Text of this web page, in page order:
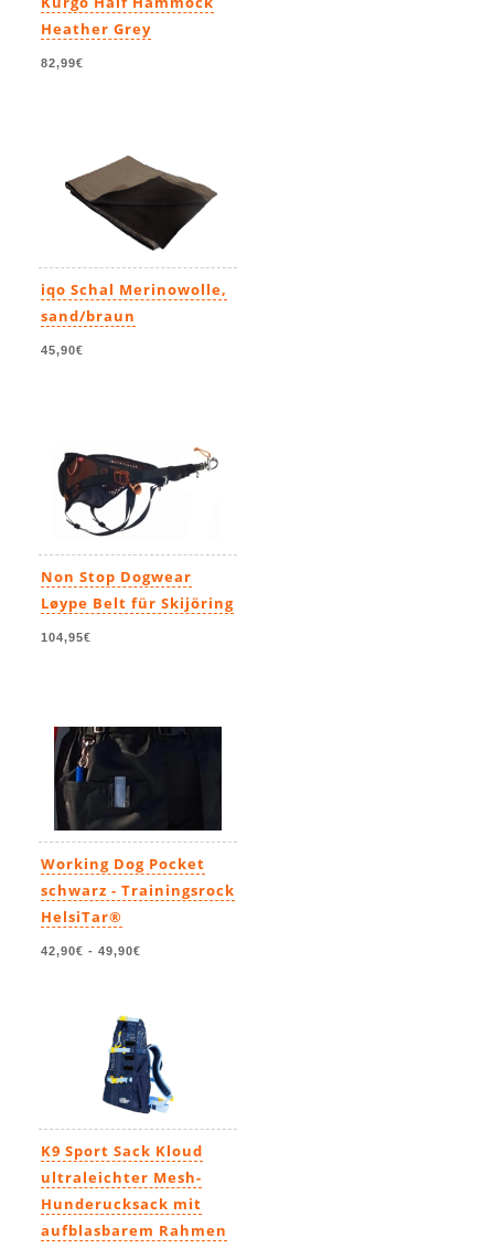
Heather Grey
82,99€
iqo Schal Merinowolle,
sand/braun
45,90€
Non Stop Dogwear
Løype Belt für Skijöring
104,95€
Working Dog Pocket
schwarz - Trainingsrock
HelsiTar®
42,90€ - 49,90€
K9 Sport Sack Kloud
ultraleichter Mesh-
Hunderucksack mit
aufblasbarem Rahmen